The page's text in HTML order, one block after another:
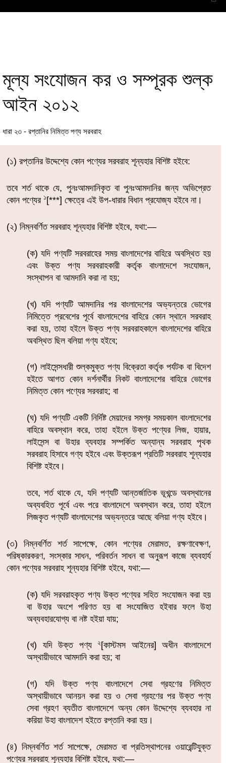
মূল্য সংযোজন কর ও সম্পূরক শুল্ক
আইন ২০১২
ধারা ২৩ - রপ্তানির নিমিত্ত পণ্য সরবরাহ
(১) রপ্তানির উদ্দেশ্যে কোন পণ্যের সরবরাহ শূন্যহার বিশিষ্ট হইবে:
তবে শর্ত থাকে যে, পুনঃআমদানিকৃত বা পুনঃআমদানির জন্য অভিপ্রেত
কোন পণ্যের ১ [***] ক্ষেত্রে এই উপ-ধারার বিধান প্রযোজ্য হইবে না।
(২) নিম্নবর্ণিত সরবরাহ শূন্যহার বিশিষ্ট হইবে, যথা:―
(ক) যদি পণ্যটি সরবরাহের সময় বাংলাদেশের বাহিরে অবস্থিত হয়
এবং উক্ত পণ্য সরবরাহকারী কর্তৃক বাংলাদেশে সংযোজন,
সংস্থাপন বা আমদানি করা না হয়;
(খ) যদি পণ্যটি আমদানির পর বাংলাদেশের অভ্যন্তরে ভোগের
নিমিত্তে প্রবেশের পূর্বে বাংলাদেশের বাহিরে কোন স্থানে সরবরাহ
করা হয়, তাহা হইলে উক্ত পণ্য সরবরাহকালে বাংলাদেশের বাহিরে
অবস্থিত ছিল বলিয়া গণ্য হইবে;
(গ) লাইসেন্সধারী শুল্কমুক্ত পণ্য বিক্রেতা কর্তৃক পর্যটক বা বিদেশ
হইতে আগত কোন দর্শনার্থীর নিকট বাংলাদেশের বাহিরে ভোগের
নিমিত্ত কোন পণ্যের সরবরাহ; বা
(ঘ) যদি পণ্যটি একটি নির্দিষ্ট মেয়াদের সমগ্র সময়কাল বাংলাদেশের
বাহিরে অবস্থান করে, তাহা হইলে উক্ত পণ্যের লিজ, হায়ার,
লাইসেন্স বা উহার ব্যবহার সম্পর্কিত অন্যান্য সরবরাহ পৃথক
সরবরাহ হিসাবে গণ্য হইবে এবং উক্তরূপ প্রতিটি সরবরাহ শূন্যহার
বিশিষ্ট হইবে।
তবে, শর্ত থাকে যে, যদি পণ্যটি আন্তর্জাতিক ভূখন্ডে অবস্থানের
অব্যবহিত পূর্বে এবং পরে বাংলাদেশে অবস্থান করে, তাহা হইলে
লিজকৃত পণ্যটি বাংলাদেশের অভ্যন্তরে আছে বলিয়া গণ্য হইবে।
(৩) নিম্নবর্ণিত শর্ত সাপেক্ষে, কোন পণ্যের মেরামত, রক্ষণাবেক্ষণ,
পরিষ্কারকরণ, সংস্কার সাধন, পরিবর্তন সাধন বা অনুরূপ কাজে ব্যবহার্য
কোন পণ্যের সরবরাহ শূন্যহার বিশিষ্ট হইবে, যথা:―
(ক) যদি সরবরাহকৃত পণ্য উক্ত পণ্যের সহিত সংযোজন করা হয়
বা উহার অংশে পরিণত হয় বা সংযোজিত হইবার ফলে উহা
অব্যবহারযোগ্য বা নষ্ট হইয়া যায়;
(খ) যদি উক্ত পণ্য২ [কাস্টমস আইনের] অধীন বাংলাদেশে
অস্থায়ীভাবে আমদানি করা হয়; বা
(গ) যদি উক্ত পণ্য বাংলাদেশে সেবা গ্রহণের নিমিত্ত
অস্থায়ীভাবে আনয়ন করা হয় ও সেবা গ্রহণের পর উক্ত পণ্য
সেবা গ্রহণ ব্যতীত বাংলাদেশে অন্য কোন উদ্দেশ্যে ব্যবহার না
করিয়া উহা বাংলাদেশ হইতে রপ্তানি করা হয়।
(৪) নিম্নবর্ণিত শর্ত সাপেক্ষে, মেরামত বা প্রতিস্থাপনের ওয়ারেন্টিযুক্ত
পণ্যের সরবরাহ শূন্যহার বিশিষ্ট হইবে, যথা:―